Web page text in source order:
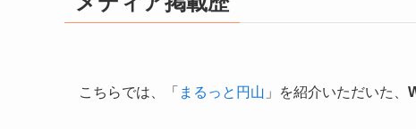
こちらでは、「 まるっと円山 」を紹介いただいた、